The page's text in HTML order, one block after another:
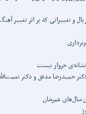
و تغییراتی که بر اثر تغییر
خروار نیست
حمیدرضا مدقق و دکتر
سال‌های عمرشان